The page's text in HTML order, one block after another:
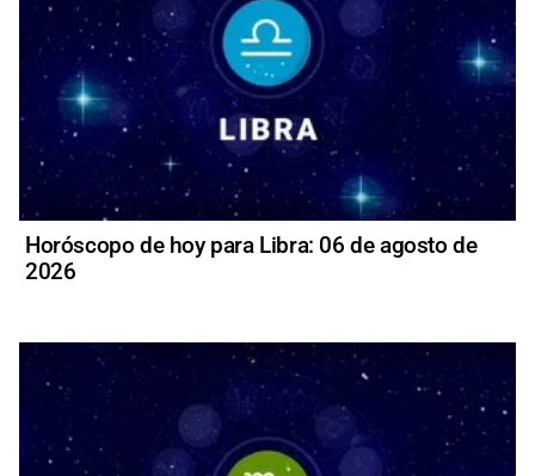
Horóscopo de hoy para Libra: 06 de agosto de
2026